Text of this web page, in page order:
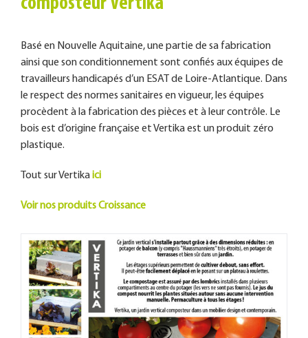
Basé en Nouvelle Aquitaine, une partie de sa fabrication
ainsi que son conditionnement sont confiés aux équipes de
travailleurs handicapés d’un ESAT de Loire-Atlantique. Dans
le respect des normes sanitaires en vigueur, les équipes
procèdent à la fabrication des pièces et à leur contrôle. Le
bois est d’origine française et Vertika est un produit zéro
plastique.
Tout sur Vertikaici
Voir nos produits Croissance